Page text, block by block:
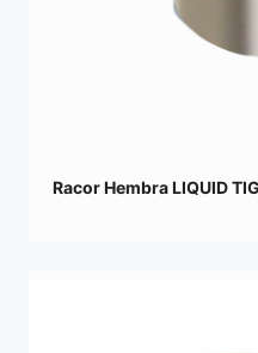
Racor Hembra LIQUID